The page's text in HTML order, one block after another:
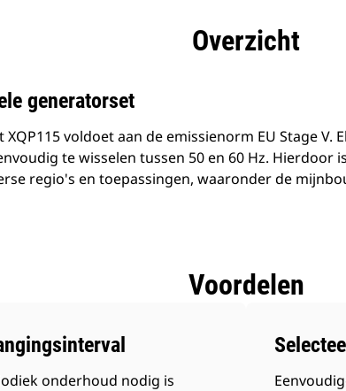
Overzicht
generatorset
voldoet aan de emissienorm EU Stage V.
te wisselen tussen 50 en 60 Hz. Hierdoor
regio's en toepassingen, waaronder de
Voordelen
onderhoud nodig is